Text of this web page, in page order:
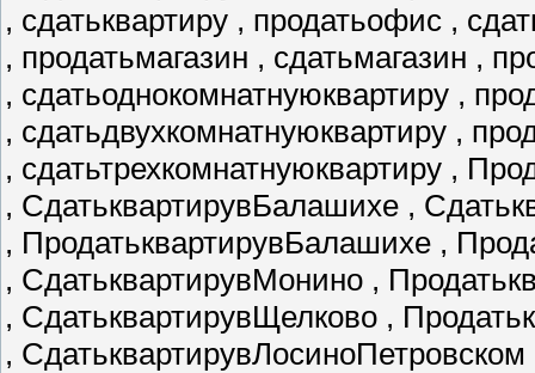
, сдатьквартиру , продатьофис ,
, продатьмагазин , сдатьмагазин ,
, сдатьоднокомнатнуюквартиру ,
, сдатьдвухкомнатнуюквартиру ,
, сдатьтрехкомнатнуюквартиру ,
, СдатьквартирувБалашихе ,
, ПродатьквартирувБалашихе ,
, СдатьквартирувМонино ,
, СдатьквартирувЩелково ,
, СдатьквартирувЛосиноПетровском